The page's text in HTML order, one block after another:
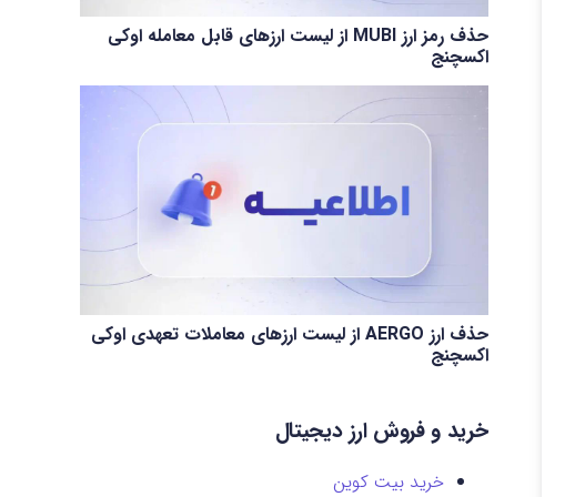
حذف رمز ارز MUBI از لیست ارزهای قابل معامله اوکی
اکسچنج
حذف ارز AERGO از لیست ارزهای معاملات تعهدی اوکی
اکسچنج
خرید و فروش ارز دیجیتال
خرید بیت کوین